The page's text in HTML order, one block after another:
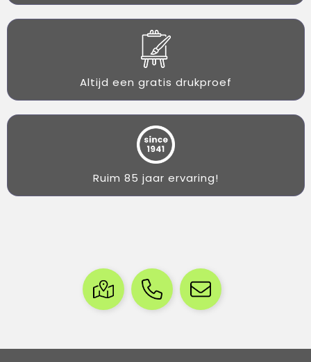
Altijd een gratis drukproef
Ruim 85 jaar ervaring!